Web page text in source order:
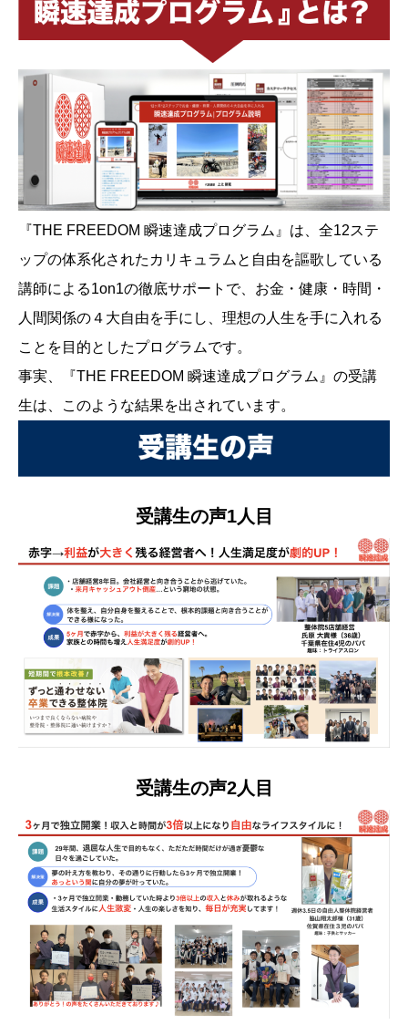
『THE FREEDOM 瞬速達成プログラム』は、全12ステ
ップの体系化されたカリキュラムと自由を謳歌している
講師による1on1の徹底サポートで、お金・健康・時間・
人間関係の４大自由を手にし、理想の人生を手に入れる
ことを目的としたプログラムです。
事実、『THE FREEDOM 瞬速達成プログラム』の受講
生は、このような結果を出されています。
受講生の声1人目
受講生の声2人目